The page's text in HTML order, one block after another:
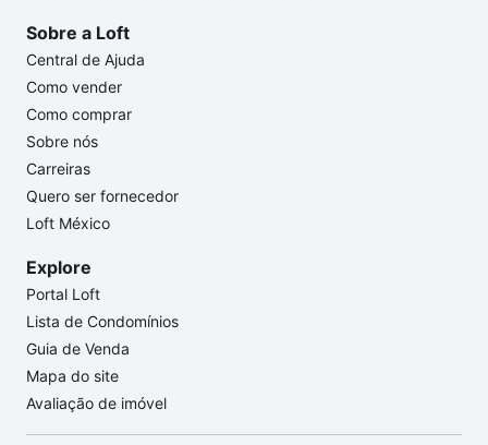
Sobre a Loft
Central de Ajuda
Como vender
Como comprar
Sobre nós
Carreiras
Quero ser fornecedor
Loft México
Explore
Portal Loft
Lista de Condomínios
Guia de Venda
Mapa do site
Avaliação de imóvel